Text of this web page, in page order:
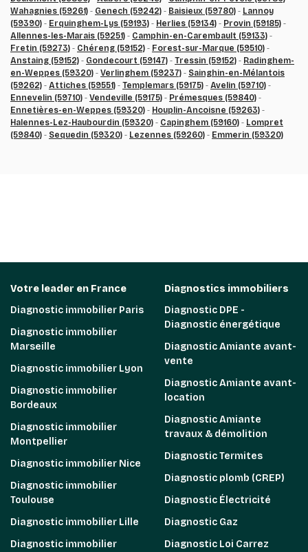
Wahagnies (59261) - Genech (59242) - Baisieux (59780) - Lannoy
(59390) - Erquinghem-Lys (59193) - Herlies (59134) - Provin (59185) -
Allennes-les-Marais (59251) - Camphin-en-Carembault (59133) -
Fretin (59273) - Chéreng (59152) - Forest-sur-Marque (59510) -
Anstaing (59152) - Gondecourt (59147) - Tressin (59152) - Radinghem-
en-Weppes (59320) - Verlinghem (59237) - Sainghin-en-Mélantois
(59262) - Attiches (59551) - Templemars (59175) - Avelin (59710) -
Ennevelin (59710) - Vendeville (59175) - Prémesques (59840) -
Ennetières-en-Weppes (59320) - Houplin-Ancoisne (59263) -
Halennes-Lez-Haubourdin (59320) - Capinghem (59160) - Lompret
(59840) - Sequedin (59320) - Lezennes (59260) - Emmerin (59320)
Votre leader en France
Diagnostic immobilier Paris
Diagnostic immobilier
Marseille
Diagnostic immobilier Lyon
Diagnostic immobilier
Bordeaux
Diagnostic immobilier
Montpellier
Diagnostic immobilier Nice
Diagnostic immobilier
Toulouse
Diagnostic immobilier Lille
Diagnostic immobilier
Diagnostics immobiliers
Diagnostic DPE -
Diagnostic énergétique
Diagnostic Amiante avant-
vente
Diagnostic Amiante avant-
location
Diagnostic Amiante
travaux & démolition
Diagnostic Termites
Diagnostic plomb (CREP)
Diagnostic Électricité
Diagnostic Gaz
Diagnostic Loi Carrez